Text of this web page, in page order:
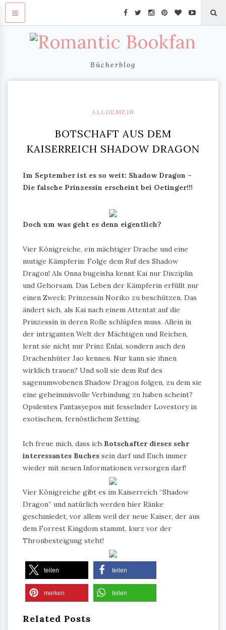
Bücherblog
ALLGEMEIN
BOTSCHAFT AUS DEM
KAISERREICH SHADOW DRAGON
Im September ist es so weit: Shadow Dragon –
Die falsche Prinzessin erscheint bei Oetinger!!!
Doch um was geht es denn eigentlich?
Vier Königreiche, ein mächtiger Drache und eine
mutige Kämpferin: Folge dem Ruf des Shadow
Dragon! Als Onna bugeisha kennt Kai nur Disziplin
und Gehorsam. Das Leben der Kämpferin erfüllt nur
einen Zweck: Prinzessin Noriko zu beschützen. Das
ändert sich, als Kai nach einem Attentat auf die
Prinzessin in deren Rolle schlüpfen muss. Allein in
der intriganten Welt der Mächtigen und Reichen,
lernt sie nicht nur Prinz Enlai, sondern auch den
Drachenhüter Jao kennen. Nur kann sie ihnen
wirklich trauen? Und soll sie dem Ruf des
sagenumwobenen Shadow Dragon folgen, zu dem sie
eine geheimnisvolle Verbindung zu haben scheint?
Opulentes Fantasyepos mit fesselnder Lovestory in
exotischem, fernöstlichem Setting.
Ich freue mich, dass ich Botschafter dieses sehr
interessantes Buches sein darf und Euch immer
wieder mit neuen Informationen versorgen darf!
Vier Königreiche gibt es im Kaiserreich “Shadow
Dragon” und natürlich werden hier Ränke
geschmiedet, vor allem weil der neue Kaiser, der aus
dem Forrest Kingdom stammt, kurz vor der
Thronbesteigung steht!
teilen teilen
merken teilen
Related Posts